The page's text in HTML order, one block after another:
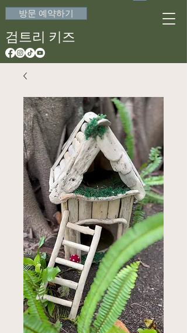
방문 예약하기
검트리 키즈